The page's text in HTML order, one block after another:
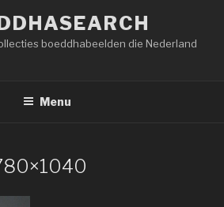
boeddhabeelden die Nederland
Menu